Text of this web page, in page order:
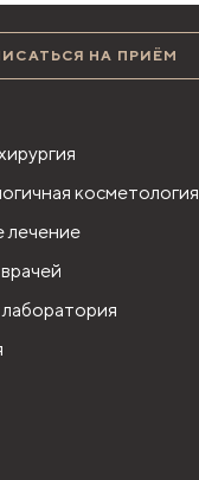
НА ПРИЁМ
косметология
лечение